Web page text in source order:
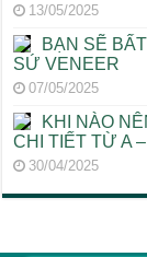
13/05/2025
BẠN SẼ
SỨ VENEER
07/05/2025
KHI NÀO
CHI TIẾT TỪ A
30/04/2025